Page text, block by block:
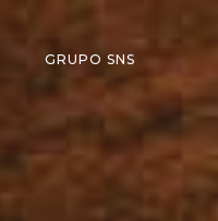
GRUPO SNS